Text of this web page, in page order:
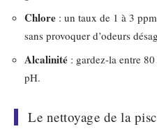
Chlore : un taux de 1 à 3
sans provoquer d’odeurs
Alcalinité : gardez-la entre
pH.
Le nettoyage de la